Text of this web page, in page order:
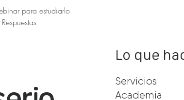
para estudiarlo
Lo que
Servicios
Academia